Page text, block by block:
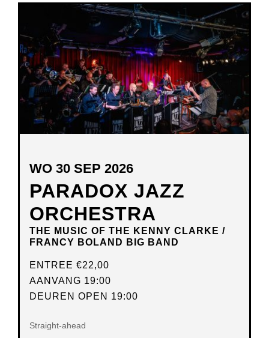
NIEUW
VENSTER
PARADOX JAZZ
ORCHESTRA
THE MUSIC OF THE KENNY CLARKE /
FRANCY BOLAND BIG BAND
WO 30 SEP 2026
ENTREE €22,00
AANVANG 19:00
DEUREN OPEN 19:00
Straight-ahead